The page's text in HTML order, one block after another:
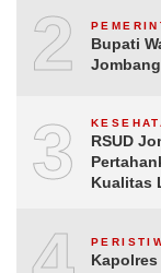
2
Bupati
3
RSUD
Kualitas